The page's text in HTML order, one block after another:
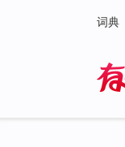
词典